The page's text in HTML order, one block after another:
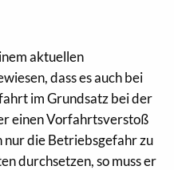
aktuellen
dass es auch bei
im Grundsatz bei der
einen Vorfahrtsverstoß
nur die Betriebsgefahr zu
durchsetzen, so muss er